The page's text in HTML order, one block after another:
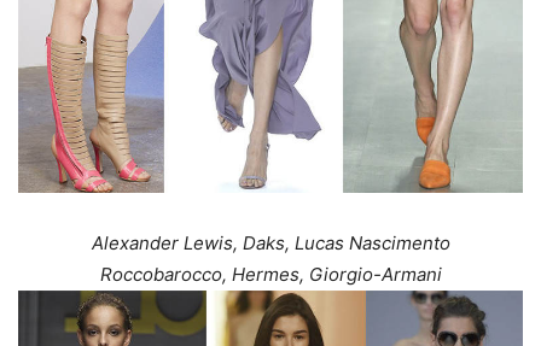
Alexander Lewis, Daks, Lucas Nascimento
Roccobarocco, Hermes, Giorgio-Armani